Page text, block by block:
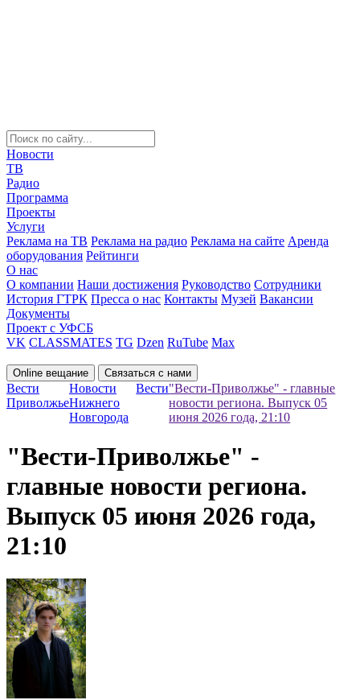
Новости
ТВ
Радио
Программа
Проекты
Услуги
Реклама на ТВ Реклама на радио Реклама на сайте Аренда
оборудования Рейтинги
О нас
О компании Наши достижения Руководство Сотрудники
История ГТРК Пресса о нас Контакты Музей Вакансии
Документы
Проект с УФСБ
VK CLASSMATES TG Dzen RuTube Max
Online вещание Связаться с нами
Вести
Приволжье
Новости
Нижнего
Новгорода
Вести"Вести-Приволжье" - главные
новости региона. Выпуск 05
июня 2026 года, 21:10
"Вести-Приволжье" -
главные новости региона.
Выпуск 05 июня 2026 года,
21:10